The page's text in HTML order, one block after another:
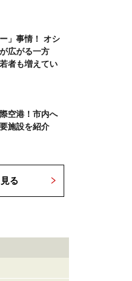
」事情！ オシ
広がる一方
者も増えてい
空港！市内へ
施設を紹介
る